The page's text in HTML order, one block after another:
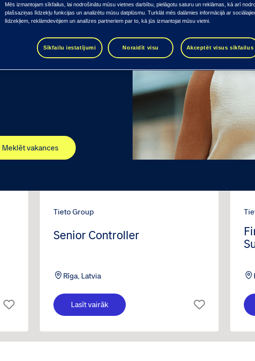
Meklēt vakances
Senior Controller
Rīga, Latvia
Tieto Group
Lasīt vairāk
Mēs izmantojam sīkfailus, lai nodrošinātu mūsu vietnes darbību, pielāgotu saturu un reklāmas, kā arī
plašsaziņas līdzekļu funkcijas un analizētu mūsu datplūsmu. Turklāt mēs dalāmies informācijā ar
līdzekļiem, reklāmdevējiem un analīzes partneriem par to, kā jūs izmantojat mūsu vietni.
Sīkfailu iestatījumi Noraidīt visu Akceptēt visus sīkfailus